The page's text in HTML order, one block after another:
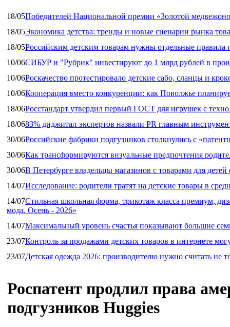
18/05Победителей Национальной премии «Золотой
18/05Экономика детства: тренды и новые сценарии рынка
18/05Российским детским товарам нужны отдельные правила
10/06СИБУР и "Рубрик" инвестируют до 1 млрд рублей в
10/06Роскачество протестировало детские сабо, сланцы и
10/06Кооперация вместо конкуренции: как Поволжье
18/06Росстандарт утвердил первый ГОСТ для игрушек с
18/0683% диджитал‑экспертов назвали PR главным
30/06Российские фабрики подгузников столкнулись с
30/06Как трансформируются визуальные предпочтения
30/06В Петербурге владельцы магазинов с товарами для
14/07Исследование: родители тратят на детские товары в
14/07Стильная школьная форма, трикотаж класса премиум,
мода. Осень - 2026»
14/07Максимальный уровень счастья показывают большие
23/07Контроль за продажами детских товаров в интернете
23/07Детская одежда 2026: производителю нужно считать не
Роспатент продлил права
подгузников Huggies